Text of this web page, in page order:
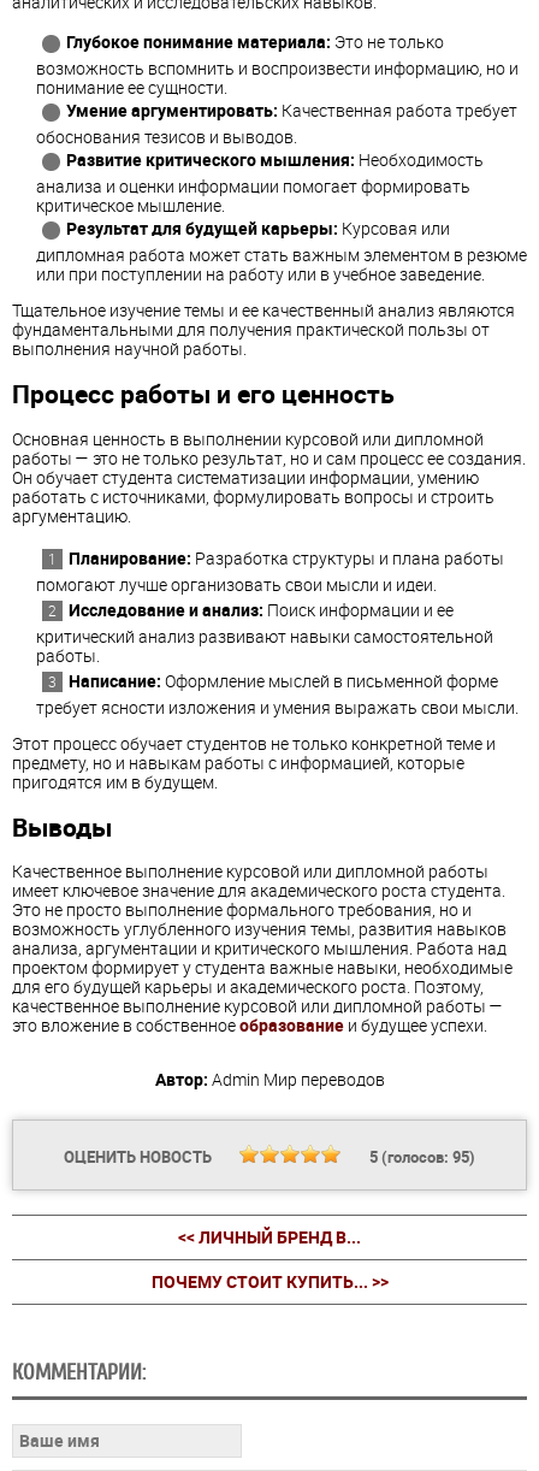
Глубокое понимание материала: Это не только
возможность вспомнить и воспроизвести информацию, но и
понимание ее сущности.
Умение аргументировать: Качественная работа требует
обоснования тезисов и выводов.
Развитие критического мышления: Необходимость
анализа и оценки информации помогает формировать
критическое мышление.
Результат для будущей карьеры: Курсовая или
дипломная работа может стать важным элементом в резюме
или при поступлении на работу или в учебное заведение.
Тщательное изучение темы и ее качественный анализ являются
фундаментальными для получения практической пользы от
выполнения научной работы.
Процесс работы и его ценность
Основная ценность в выполнении курсовой или дипломной
работы — это не только результат, но и сам процесс ее создания.
Он обучает студента систематизации информации, умению
работать с источниками, формулировать вопросы и строить
аргументацию.
Планирование: Разработка структуры и плана работы
помогают лучше организовать свои мысли и идеи.
Исследование и анализ: Поиск информации и ее
критический анализ развивают навыки самостоятельной
работы.
Написание: Оформление мыслей в письменной форме
требует ясности изложения и умения выражать свои мысли.
Этот процесс обучает студентов не только конкретной теме и
предмету, но и навыкам работы с информацией, которые
пригодятся им в будущем.
Выводы
Качественное выполнение курсовой или дипломной работы
имеет ключевое значение для академического роста студента.
Это не просто выполнение формального требования, но и
возможность углубленного изучения темы, развития навыков
анализа, аргументации и критического мышления. Работа над
проектом формирует у студента важные навыки, необходимые
для его будущей карьеры и академического роста. Поэтому,
качественное выполнение курсовой или дипломной работы —
это вложение в собственноеобразование и будущее успехи.
Автор: Admin Мир переводов
ОЦЕНИТЬ НОВОСТЬ 5(голосов: 95)
<< ЛИЧНЫЙ БРЕНД В...
ПОЧЕМУ СТОИТ КУПИТЬ... >>
КОММЕНТАРИИ: